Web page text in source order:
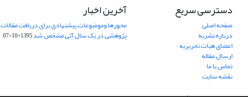
دسترسی سریع
صفحه اصلی
درباره نشریه
اعضای هیات تحریریه
ارسال مقاله
تماس با ما
نقشه سایت
آخرین اخبار
محورها وموضوعات پیشنهادی برای دریافت مقالات
پژوهشی در یک سال آتی مشخص شد1395-10-07